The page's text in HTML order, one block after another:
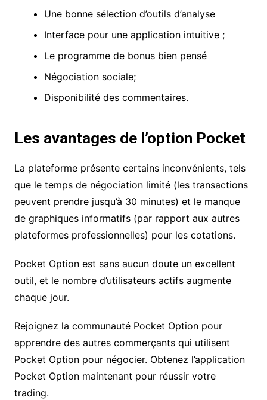
Une bonne sélection d’outils d’analyse
Interface pour une application intuitive ;
Le programme de bonus bien pensé
Négociation sociale;
Disponibilité des commentaires.
Les avantages de l’option Pocket
La plateforme présente certains inconvénients, tels
que le temps de négociation limité (les transactions
peuvent prendre jusqu’à 30 minutes) et le manque
de graphiques informatifs (par rapport aux autres
plateformes professionnelles) pour les cotations.
Pocket Option est sans aucun doute un excellent
outil, et le nombre d’utilisateurs actifs augmente
chaque jour.
Rejoignez la communauté Pocket Option pour
apprendre des autres commerçants qui utilisent
Pocket Option pour négocier. Obtenez l’application
Pocket Option maintenant pour réussir votre
trading.